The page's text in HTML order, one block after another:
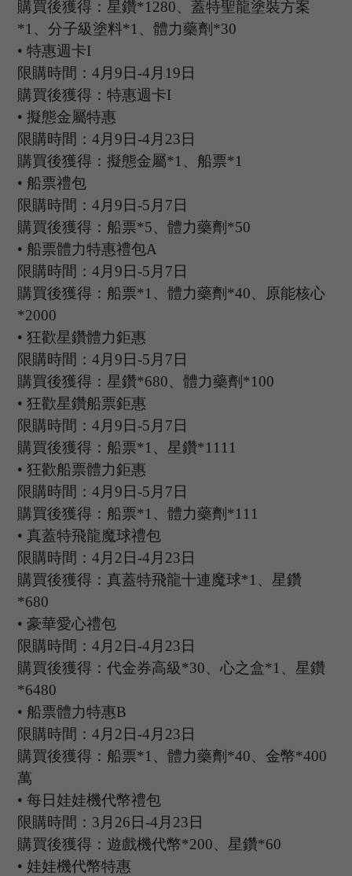
購買後獲得：星鑽*1280、蓋特聖龍塗裝方案
*1、分子級塗料*1、體力藥劑*30
• 特惠週卡I
限購時間：4月9 日-4月 19 日
購買後獲得：特惠週卡I
• 擬態金屬特惠
限購時間：4月9 日-4月 23 日
購買後獲得：擬態金屬*1、船票*1
• 船票禮包
限購時間：4月9 日-5月 7 日
購買後獲得：船票*5、體力藥劑*50
• 船票體力特惠禮包A
限購時間：4月9 日-5月 7 日
購買後獲得：船票*1、體力藥劑*40、原能核心
*2000
• 狂歡星鑽體力鉅惠
限購時間：4月9 日-5月 7 日
購買後獲得：星鑽*680、體力藥劑*100
• 狂歡星鑽船票鉅惠
限購時間：4月9 日-5月 7 日
購買後獲得：船票*1、星鑽*1111
• 狂歡船票體力鉅惠
限購時間：4月9 日-5月 7 日
購買後獲得：船票*1、體力藥劑*111
• 真蓋特飛龍魔球禮包
限購時間：4月 2 日-4月 23 日
購買後獲得：真蓋特飛龍十連魔球*1、星鑽
*680
• 豪華愛心禮包
限購時間：4月 2 日-4月 23 日
購買後獲得：代金券高級*30、心之盒*1、星鑽
*6480
• 船票體力特惠B
限購時間：4月 2 日-4月 23 日
購買後獲得：船票*1、體力藥劑*40、金幣*400
萬
• 每日娃娃機代幣禮包
限購時間： 3月 26 日-4月 23 日
購買後獲得：遊戲機代幣*200、星鑽*60
• 娃娃機代幣特惠